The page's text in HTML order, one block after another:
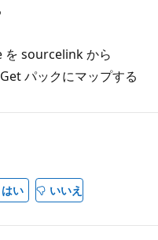
sourcelink から
パックにマップする
はい いいえ